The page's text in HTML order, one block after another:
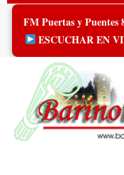
Skip
content
FM Puertas y Puentes
ESCUCHAR EN